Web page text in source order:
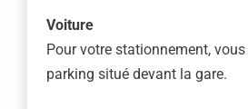
Voiture
Pour votre stationnement,
parking situé devant la gare.